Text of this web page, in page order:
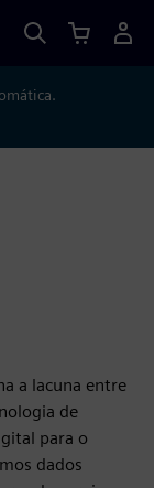
a lacuna entre
de
para o
dados